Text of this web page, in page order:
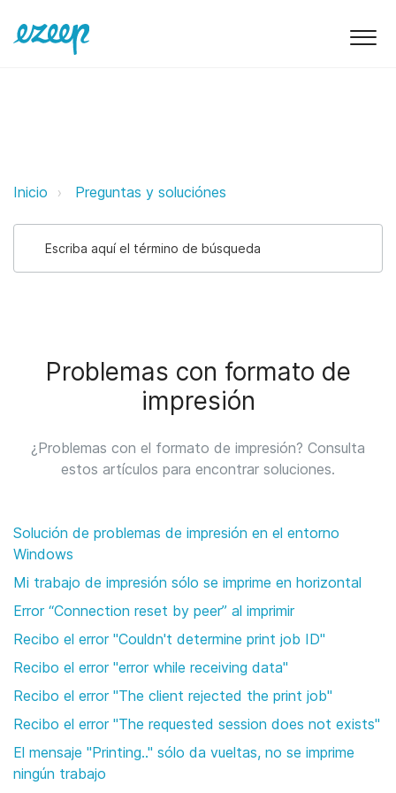
Problemas con formato de
Inicio Preguntas y soluciónes
Problemas con formato de
impresión
¿Problemas con el formato de impresión? Consulta
estos artículos para encontrar soluciones.
Solución de problemas de impresión en el entorno
Windows
Mi trabajo de impresión sólo se imprime en horizontal
Error “Connection reset by peer” al imprimir
Recibo el error "Couldn't determine print job ID"
Recibo el error "error while receiving data"
Recibo el error "The client rejected the print job"
Recibo el error "The requested session does not exists"
El mensaje "Printing.." sólo da vueltas, no se imprime
ningún trabajo